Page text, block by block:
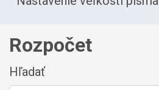
Rozpočet
Hľadať